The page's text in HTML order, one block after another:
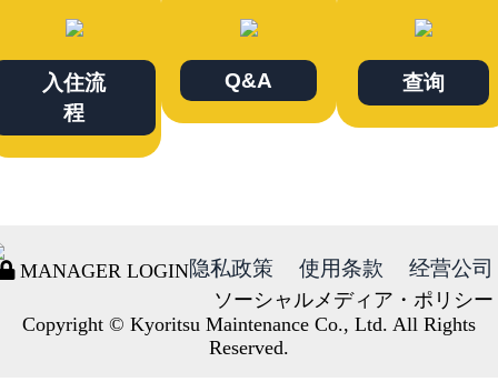
入住流
程
Q&A 查询
MANAGER LOGIN隐私政策 使用条款 经营公司
ソーシャルメディア・ポリシー
Copyright © Kyoritsu Maintenance Co., Ltd. All Rights
Reserved.